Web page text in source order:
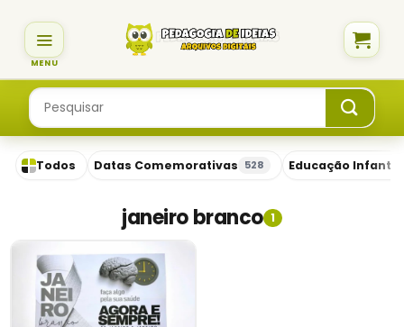
content
Pesquisar
por:
Todos Datas Comemorativas 528 Educação Infantil
janeiro branco 1